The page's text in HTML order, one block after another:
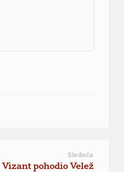
Sledeća
Vizant pohodio Velež